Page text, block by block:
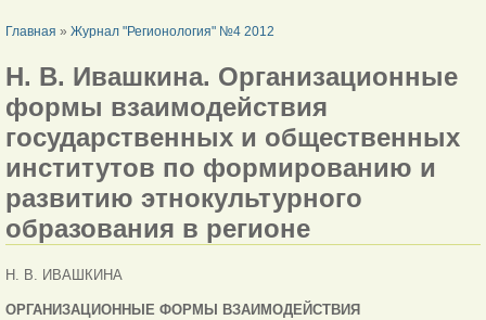
ВЫ ЗДЕСЬ
Главная » Журнал "Регионология" №4 2012
Н. В. Ивашкина. Организационные
формы взаимодействия
государственных и общественных
институтов по формированию и
развитию этнокультурного
образования в регионе
Н. В. ИВАШКИНА
ОРГАНИЗАЦИОННЫЕ ФОРМЫ ВЗАИМОДЕЙСТВИЯ